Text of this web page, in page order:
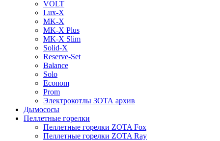
VOLT
Lux-X
MK-X
MK-X Plus
MK-X Slim
Solid-X
Reserve-Set
Balance
Solo
Econom
Prom
Электрокотлы ЗОТА архив
Дымососы
Пеллетные горелки
Пеллетные горелки ZOTA Fox
Пеллетные горелки ZOTA Ray